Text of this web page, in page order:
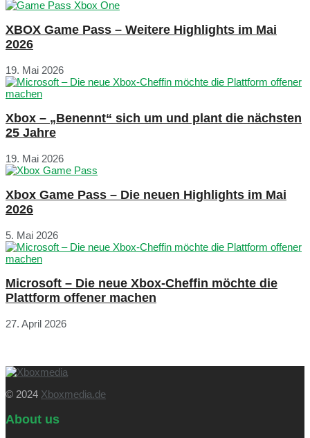
XBOX Game Pass – Weitere Highlights im Mai
2026
19. Mai 2026
Xbox – „Benennt“ sich um und plant die nächsten
25 Jahre
19. Mai 2026
Xbox Game Pass – Die neuen Highlights im Mai
2026
5. Mai 2026
Microsoft – Die neue Xbox-Cheffin möchte die
Plattform offener machen
27. April 2026
© 2024 Xboxmedia.de
About us